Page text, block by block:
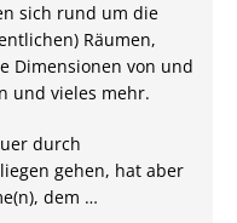
sich rund um die
Räumen,
Dimensionen von und
und vieles mehr.
durch
gehen, hat aber
dem …